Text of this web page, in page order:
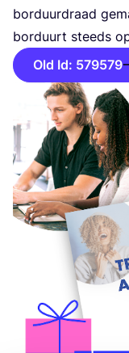
bor­duur­draad
bor­duurt steeds
Old Id: 579579